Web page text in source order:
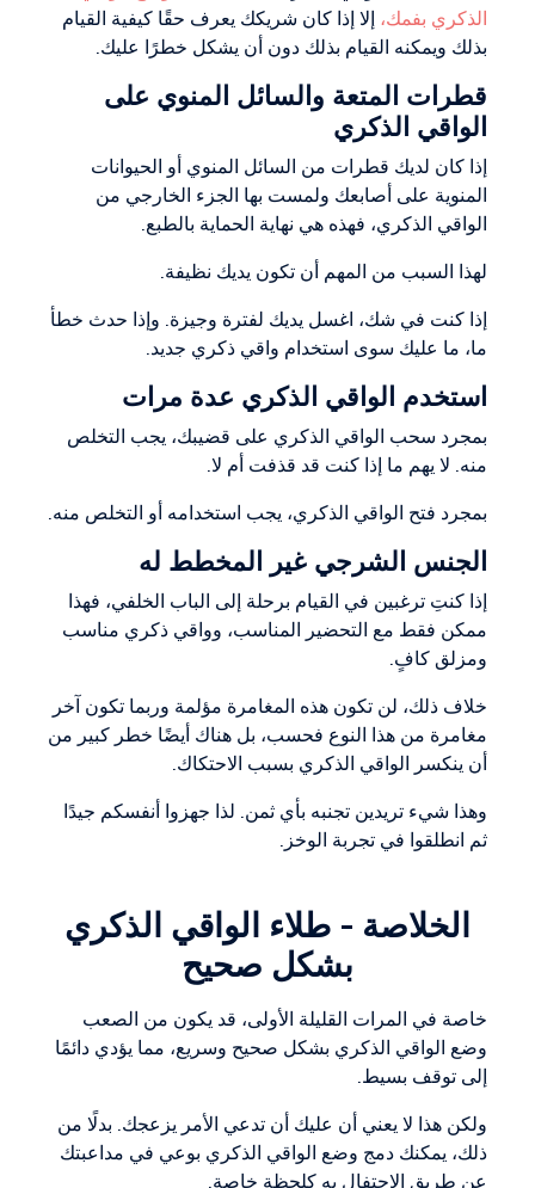
الذكري بفمك، إلا إذا كان شريكك يعرف حقًا كيفية القيام
بذلك ويمكنه القيام بذلك دون أن يشكل خطرًا عليك.
قطرات المتعة والسائل المنوي على
الواقي الذكري
إذا كان لديك قطرات من السائل المنوي أو الحيوانات
المنوية على أصابعك ولمست بها الجزء الخارجي من
الواقي الذكري، فهذه هي نهاية الحماية بالطبع.
لهذا السبب من المهم أن تكون يديك نظيفة.
إذا كنت في شك، اغسل يديك لفترة وجيزة. وإذا حدث خطأ
ما، ما عليك سوى استخدام واقي ذكري جديد.
استخدم الواقي الذكري عدة مرات
بمجرد سحب الواقي الذكري على قضيبك، يجب التخلص
منه. لا يهم ما إذا كنت قد قذفت أم لا.
بمجرد فتح الواقي الذكري، يجب استخدامه أو التخلص منه.
الجنس الشرجي غير المخطط له
إذا كنتِ ترغبين في القيام برحلة إلى الباب الخلفي، فهذا
ممكن فقط مع التحضير المناسب، وواقي ذكري مناسب
ومزلق كافٍ.
خلاف ذلك، لن تكون هذه المغامرة مؤلمة وربما تكون آخر
مغامرة من هذا النوع فحسب، بل هناك أيضًا خطر كبير من
أن ينكسر الواقي الذكري بسبب الاحتكاك.
وهذا شيء تريدين تجنبه بأي ثمن. لذا جهزوا أنفسكم جيدًا
ثم انطلقوا في تجربة الوخز.
الخلاصة - طلاء الواقي الذكري
بشكل صحيح
خاصة في المرات القليلة الأولى، قد يكون من الصعب
وضع الواقي الذكري بشكل صحيح وسريع، مما يؤدي دائمًا
إلى توقف بسيط.
ولكن هذا لا يعني أن عليك أن تدعي الأمر يزعجك. بدلًا من
ذلك، يمكنك دمج وضع الواقي الذكري بوعي في مداعبتك
عن طريق الاحتفال به كلحظة خاصة.